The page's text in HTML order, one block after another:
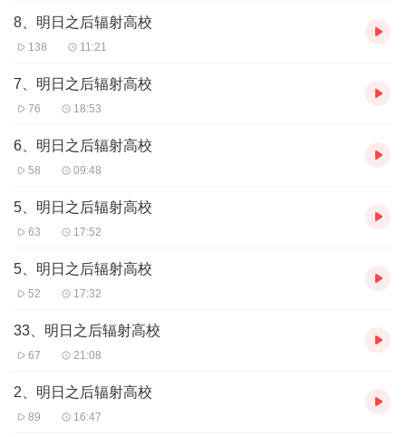
8、明日之后辐射高校
138 11:21
7、明日之后辐射高校
76 18:53
6、明日之后辐射高校
58 09:48
5、明日之后辐射高校
63 17:52
5、明日之后辐射高校
52 17:32
33、明日之后辐射高校
67 21:08
2、明日之后辐射高校
89 16:47